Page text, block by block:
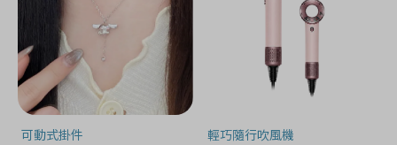
可動式掛件 輕巧隨行吹風機